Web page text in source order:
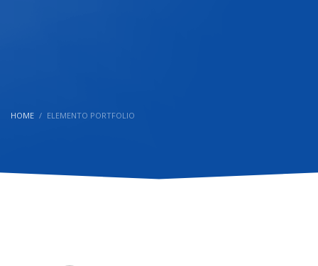
HOME ELEMENTO PORTFOLIO